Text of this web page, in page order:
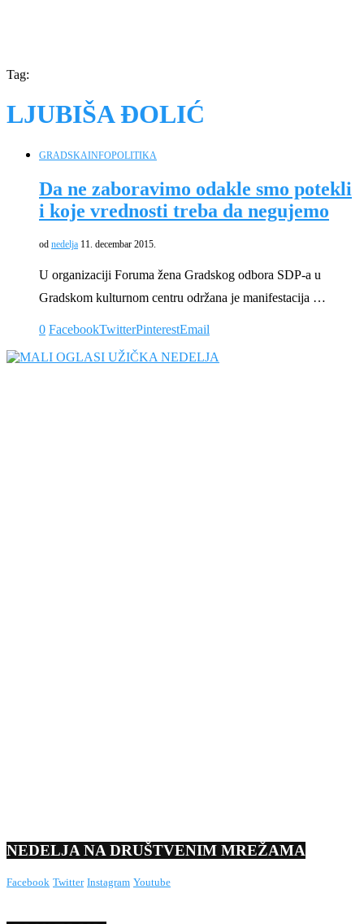
Tag:
LJUBIŠA ĐOLIĆ
GRADSKAINFOPOLITIKA
Da ne zaboravimo odakle smo potekli
i koje vrednosti treba da negujemo
od nedelja 11. decembar 2015.
U organizaciji Foruma žena Gradskog odbora SDP-a u
Gradskom kulturnom centru održana je manifestacija …
0 FacebookTwitterPinterestEmail
NEDELJA NA DRUŠTVENIM MREŽAMA
Facebook Twitter Instagram Youtube